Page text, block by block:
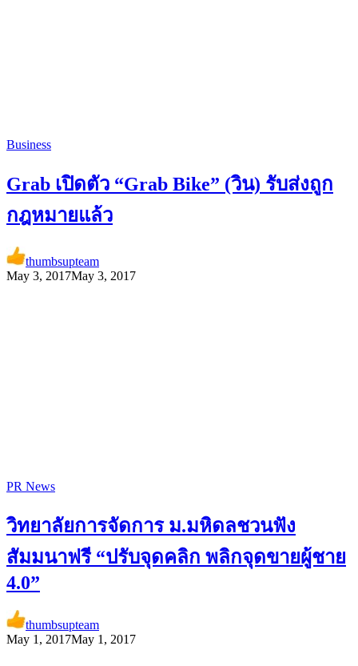
Business
Grab เปิดตัว “Grab Bike” (วิน) รับส่งถูก
กฎหมายแล้ว
thumbsupteam
May 3, 2017May 3, 2017
PR News
วิทยาลัยการจัดการ ม.มหิดลชวนฟัง
สัมมนาฟรี “ปรับจุดคลิก พลิกจุดขายผู้ชาย
4.0”
thumbsupteam
May 1, 2017May 1, 2017